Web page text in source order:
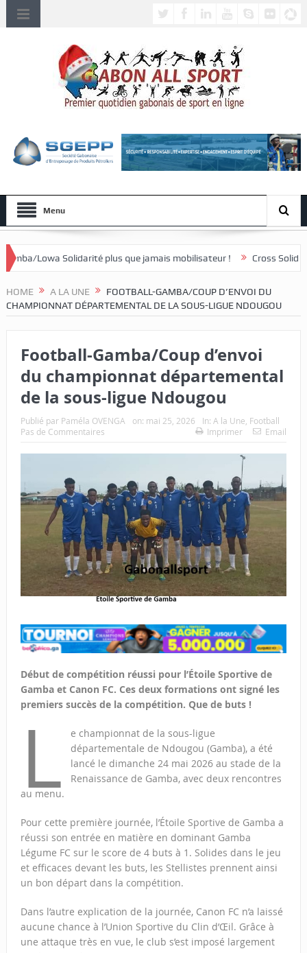
Menu
plus que jamais mobilisateur ! Cross Solidaire de Lébamba/
HOME A LA UNE
FOOTBALL-GAMBA/COUP D’ENVOI DU
CHAMPIONNAT DÉPARTEMENTAL DE LA SOUS-LIGUE NDOUGOU
Football-Gamba/Coup d’envoi
du championnat départemental
de la sous-ligue Ndougou
Publié par Paméla OVENGA on: mai 25, 2026 In: A la Une Football
Pas de Commentaires
Imprimer Email
Début de compétition réussi pour l’Étoile Sportive de
Gamba et Canon FC. Ces deux formations ont signé les
premiers succès de la compétition. Que de buts !
L
e championnat de la sous-ligue
départementale de Ndougou (Gamba), a été
lancé le dimanche 24 mai 2026 au stade de la
Renaissance de Gamba, avec deux rencontres
au menu.
Pour cette première journée, l’Étoile Sportive de Gamba a
réussi son entrée en matière en dominant Gamba
Légume FC sur le score de 4 buts à 1. Solides dans le jeu
et efficaces devant les buts, les Stellistes prennent ainsi
un bon départ dans la compétition.
Dans l’autre explication de la journée, Canon FC n’a laissé
aucune chance à l’Union Sportive du Clin d’Œil. Grâce à
une attaque très en vue, le club s’est imposé largement